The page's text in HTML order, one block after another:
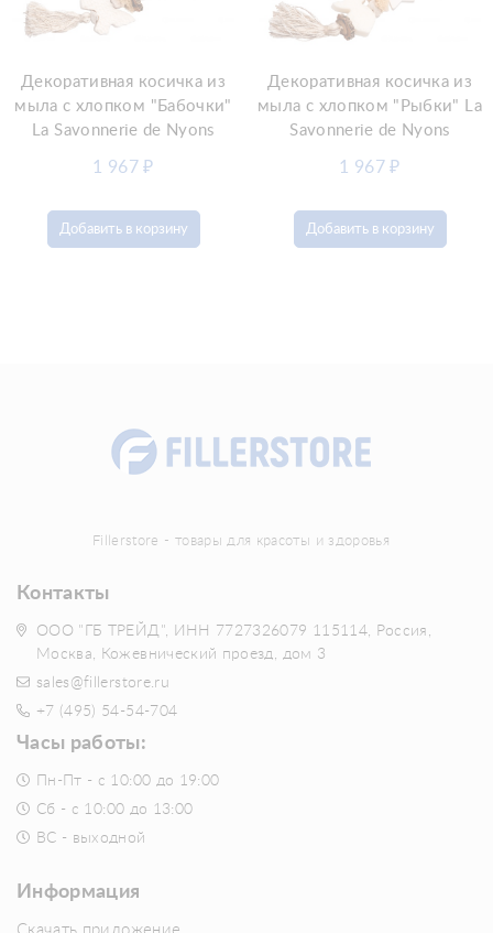
Добавить в корзину
Декоративная косичка из
мыла с хлопком "Бабочки"
La Savonnerie de Nyons
1 967₽
Добавить в корзину
Декоративная косичка из
мыла с хлопком "Рыбки" La
Savonnerie de Nyons
1 967₽
Fillerstore - товары для красоты и здоровья
Контакты
ООО "ГБ ТРЕЙД", ИНН 7727326079 115114, Россия,
Москва, Кожевнический проезд, дом 3
sales@fillerstore.ru
+7 (495) 54-54-704
Часы работы:
Пн-Пт - с 10:00 до 19:00
Сб - с 10:00 до 13:00
ВС - выходной
Информация